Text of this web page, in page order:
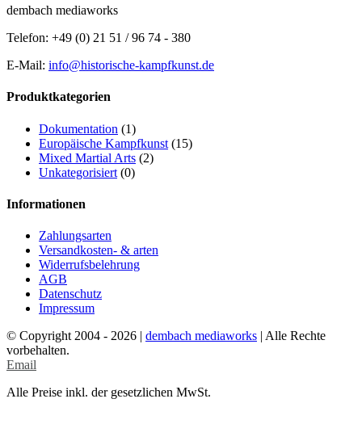
dembach mediaworks
Telefon: +49 (0) 21 51 / 96 74 - 380
E-Mail: info@historische-kampfkunst.de
Produktkategorien
Dokumentation (1)
Europäische Kampfkunst (15)
Mixed Martial Arts (2)
Unkategorisiert (0)
Informationen
Zahlungsarten
Versandkosten- & arten
Widerrufsbelehrung
AGB
Datenschutz
Impressum
© Copyright 2004 - 2026 | dembach mediaworks | Alle Rechte
vorbehalten.
Email
Alle Preise inkl. der gesetzlichen MwSt.